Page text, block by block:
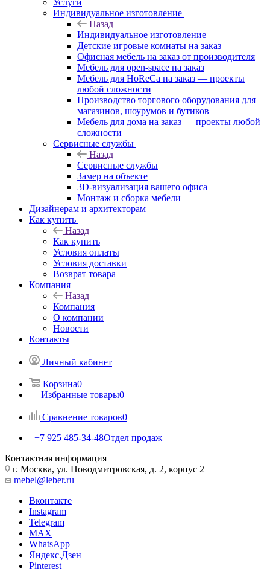
Услуги
Индивидуальное изготовление
Назад
Индивидуальное изготовление
Детские игровые комнаты на заказ
Офисная мебель на заказ от производителя
Мебель для open-space на заказ
Мебель для HoReCa на заказ — проекты
любой сложности
Производство торгового оборудования для
магазинов, шоурумов и бутиков
Мебель для дома на заказ — проекты любой
сложности
Сервисные службы
Назад
Сервисные службы
Замер на объекте
3D-визуализация вашего офиса
Монтаж и сборка мебели
Дизайнерам и архитекторам
Как купить
Назад
Как купить
Условия оплаты
Условия доставки
Возврат товара
Компания
Назад
Компания
О компании
Новости
Контакты
Личный кабинет
Корзина0
Избранные товары0
Сравнение товаров0
+7 925 485-34-48Отдел продаж
Контактная информация
г. Москва, ул. Новодмитровская, д. 2, корпус 2
mebel@leber.ru
Вконтакте
Instagram
Telegram
MAX
WhatsApp
Яндекс.Дзен
Pinterest